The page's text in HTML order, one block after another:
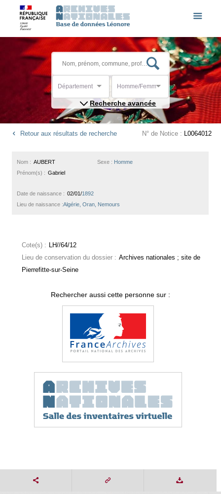
Département Homme/Femme
Recherche avancée
Retour aux résultats de recherche N° de Notice : L0064012
Sexe : Homme
Nom : AUBERT
Prénom(s) : Gabriel
Date de naissance : 02/01/1892
Lieu de naissance :Algérie, Oran, Nemours
Cote(s) : LH//64/12
Lieu de conservation du dossier : Archives nationales ; site de
Pierrefitte-sur-Seine
Rechercher aussi cette personne sur :